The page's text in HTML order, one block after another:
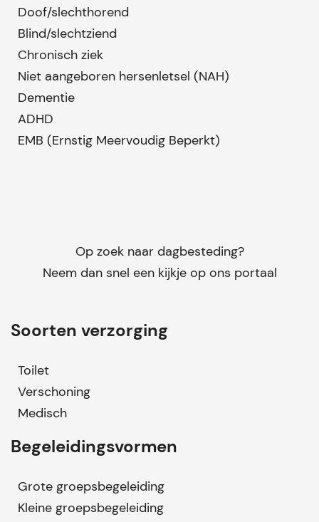
Doof/slechthorend
Blind/slechtziend
Chronisch ziek
Niet aangeboren hersenletsel (NAH)
Dementie
ADHD
EMB (Ernstig Meervoudig Beperkt)
Op zoek naar dagbesteding?
Neem dan snel een kijkje op ons portaal
Soorten verzorging
Toilet
Verschoning
Medisch
Begeleidingsvormen
Grote groepsbegeleiding
Kleine groepsbegeleiding